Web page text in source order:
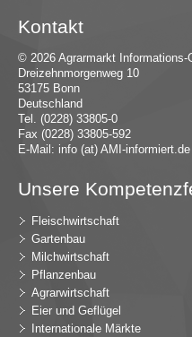
Kontakt
© 2026 Agrarmarkt Informations-
Dreizehnmorgenweg 10
53175 Bonn
Deutschland
Tel. (0228) 33805-0
Fax (0228) 33805-592
E-Mail: info (at) AMI-informiert.de
Unsere
Fleischwirtschaft
Gartenbau
Milchwirtschaft
Pflanzenbau
Agrarwirtschaft
Eier und Geflügel
Internationale Märkte